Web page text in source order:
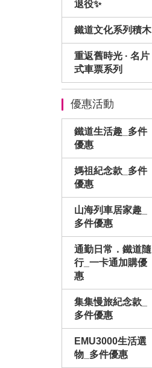
退役✨
鐵道文化系列積木
重返舊時光 · 名片
式車票系列
優惠活動
鐵道生活趣_多件
優惠
媽祖紀念款_多件
優惠
山海列車居家趣_
多件優惠
通勤日常．鐵道隨
行_一卡通加購優
惠
集集慢旅紀念款_
多件優惠
EMU3000生活選
物_多件優惠